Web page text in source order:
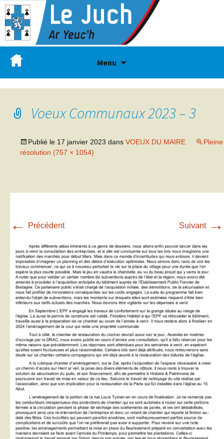
Menu
Voeux Communaux 2023 – 3
Publié le 17 janvier 2023 dans VOEUX DU MAIRE
Pleine
résolution (757 × 1054)
← Précédent Suivant →